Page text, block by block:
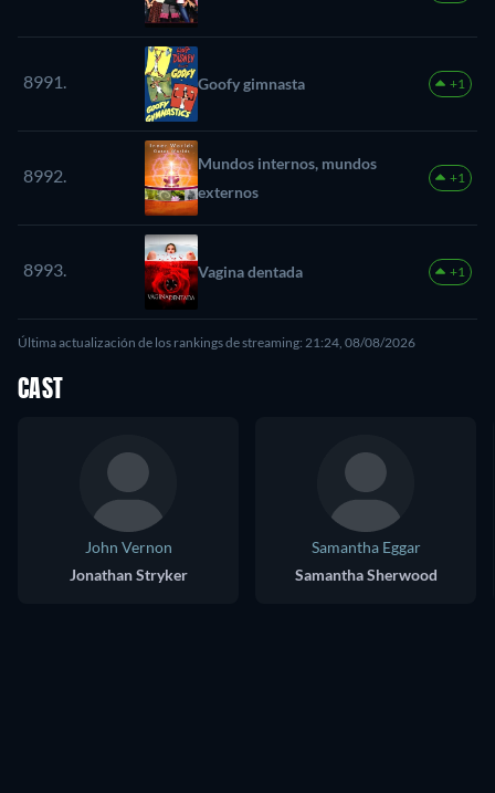
8991. Goofy gimnasta +1
8992.
Mundos internos, mundos
externos
+1
8993. Vagina dentada +1
Última actualización de los rankings de streaming: 21:24, 08/08/2026
CAST
John Vernon
Jonathan Stryker
Samantha Eggar
Samantha Sherwood